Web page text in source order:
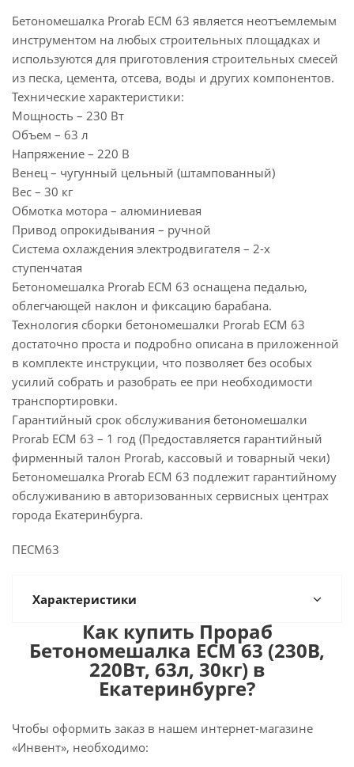
Бетономешалка Prorab ECM 63 является неотъемлемым
инструментом на любых строительных площадках и
используются для приготовления строительных смесей
из песка, цемента, отсева, воды и других компонентов.
Технические характеристики:
Мощность – 230 Вт
Объем – 63 л
Напряжение – 220 В
Венец – чугунный цельный (штампованный)
Вес – 30 кг
Обмотка мотора – алюминиевая
Привод опрокидывания – ручной
Система охлаждения электродвигателя – 2-х
ступенчатая
Бетономешалка Prorab ECM 63 оснащена педалью,
облегчающей наклон и фиксацию барабана.
Технология сборки бетономешалки Prorab ECM 63
достаточно проста и подробно описана в приложенной
в комплекте инструкции, что позволяет без особых
усилий собрать и разобрать ее при необходимости
транспортировки.
Гарантийный срок обслуживания бетономешалки
Prorab ECM 63 – 1 год (Предоставляется гарантийный
фирменный талон Prorab, кассовый и товарный чеки)
Бетономешалка Prorab ECM 63 подлежит гарантийному
обслуживанию в авторизованных сервисных центрах
города Екатеринбурга.
ПЕСМ63
Характеристики
Как купить Прораб
Бетономешалка ЕСМ 63 (230В,
220Вт, 63л, 30кг) в
Екатеринбурге?
Чтобы оформить заказ в нашем интернет-магазине
«Инвент», необходимо: